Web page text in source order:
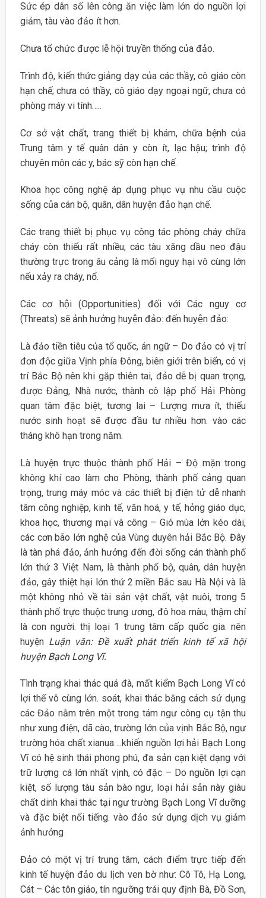
Sức ép dân số lên công ăn việc làm lớn do nguồn lợi
giảm, tàu vào đảo ít hơn.
Chưa tổ chức được lễ hội truyền thống của đảo.
Trình độ, kiến thức giảng dạy của các thầy, cô giáo còn
hạn chế; chưa có thầy, cô giáo dạy ngoại ngữ, chưa có
phòng máy vi tính…..
Cơ sở vật chất, trang thiết bị khám, chữa bệnh của
Trung tâm y tế quân dân y còn ít, lạc hậu; trình độ
chuyên môn các y, bác sỹ còn hạn chế.
Khoa học công nghệ áp dụng phục vụ nhu cầu cuộc
sống của cán bộ, quân, dân huyện đảo hạn chế.
Các trang thiết bị phục vụ công tác phòng cháy chữa
cháy còn thiếu rất nhiều; các tàu xăng dầu neo đậu
thường trực trong âu cảng là mối nguy hại vô cùng lớn
nếu xảy ra cháy, nổ.
Các cơ hội (Opportunities) đối với Các nguy cơ
(Threats) sẽ ảnh hưởng huyện đảo: đến huyện đảo:
Là đảo tiền tiêu của tổ quốc, án ngữ – Do đảo có vị trí
đơn độc giữa Vịnh phía Đông, biên giới trên biển, có vị
trí Bắc Bộ nên khi gặp thiên tai, đảo dễ bị quan trọng,
được Đảng, Nhà nước, thành cô lập phố Hải Phòng
quan tâm đặc biệt, tương lai – Lượng mưa ít, thiếu
nước sinh hoạt sẽ được đầu tư nhiều hơn. vào các
tháng khô hạn trong năm.
Là huyện trực thuộc thành phố Hải – Độ mặn trong
không khí cao làm cho Phòng, thành phố cảng quan
trọng, trung máy móc và các thiết bị điện tử dễ nhanh
tâm công nghiệp, kinh tế, văn hoá, y tế, hỏng giáo dục,
khoa học, thương mại và công – Gió mùa lớn kéo dài,
các cơn bão lớn nghệ của Vùng duyên hải Bắc Bộ. Đây
là tàn phá đảo, ảnh hưởng đến đời sống cán thành phố
lớn thứ 3 Việt Nam, là thành phố bộ, quân, dân huyện
đảo, gây thiệt hại lớn thứ 2 miền Bắc sau Hà Nội và là
một không nhỏ về tài sản vật chất, vật nuôi, trong 5
thành phố trực thuộc trung ương, đô hoa màu, thậm chí
là con người. thị loại 1 trung tâm cấp quốc gia. nên
huyện Luận văn: Đề xuất phát triển kinh tế xã hội
huyện Bạch Long Vĩ.
Tình trạng khai thác quá đà, mất kiểm Bạch Long Vĩ có
lợi thế vô cùng lớn. soát, khai thác bằng cách sử dụng
các Đảo nằm trên một trong tám ngư công cụ tận thu
như xung điện, dã cào, trường lớn của vịnh Bắc Bộ, ngư
trường hóa chất xianua….khiến nguồn lợi hải Bạch Long
Vĩ có hệ sinh thái phong phú, đa sản cạn kiệt dạng với
trữ lượng cá lớn nhất vịnh, có đặc – Do nguồn lợi cạn
kiệt, số lượng tàu sản bào ngư, loại hải sản này giàu
chất dinh khai thác tại ngư trường Bạch Long Vĩ dưỡng
và đặc biệt nổi tiếng. vào đảo sử dụng dịch vụ giảm
ảnh hưởng
Đảo có một vị trí trung tâm, cách điểm trực tiếp đến
kinh tế huyện đảo du lịch ven bờ như: Cô Tô, Hạ Long,
Cát – Các tôn giáo, tín ngưỡng trái quy định Bà, Đồ Sơn,